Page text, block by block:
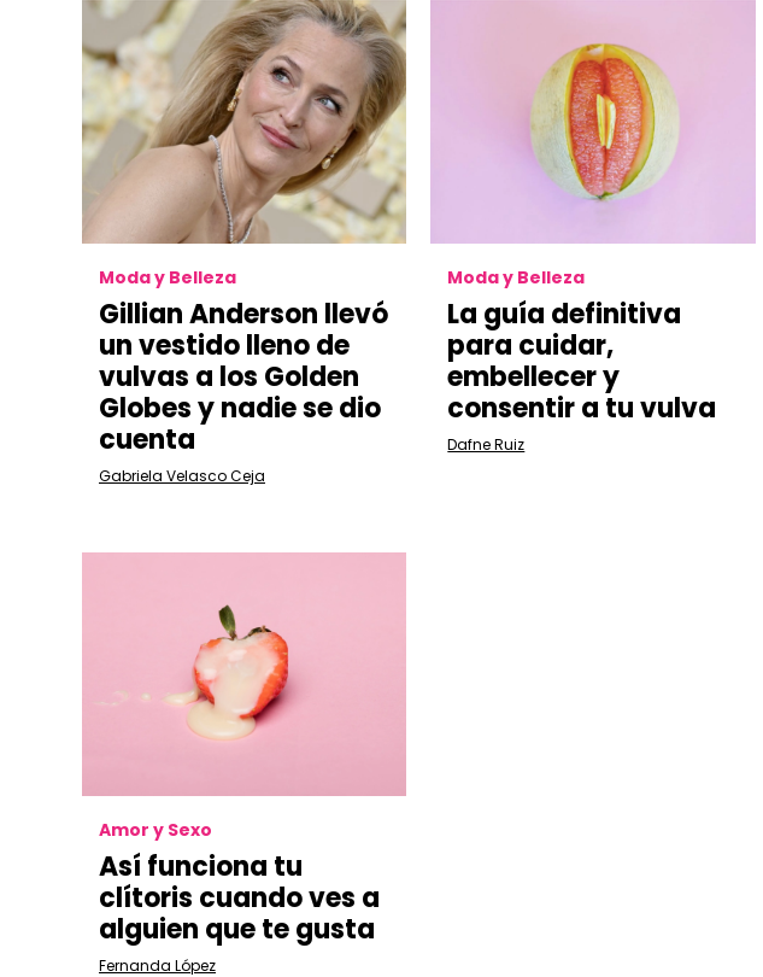
Moda y Belleza
Gillian Anderson llevó
un vestido lleno de
vulvas a los Golden
Globes y nadie se dio
cuenta
Gabriela Velasco Ceja
Moda y Belleza
La guía definitiva
para cuidar,
embellecer y
consentir a tu vulva
Dafne Ruiz
Amor y Sexo
Así funciona tu
clítoris cuando ves a
alguien que te gusta
Fernanda López